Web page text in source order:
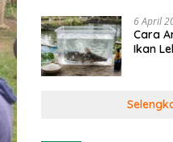
6 April
Cara
Ikan